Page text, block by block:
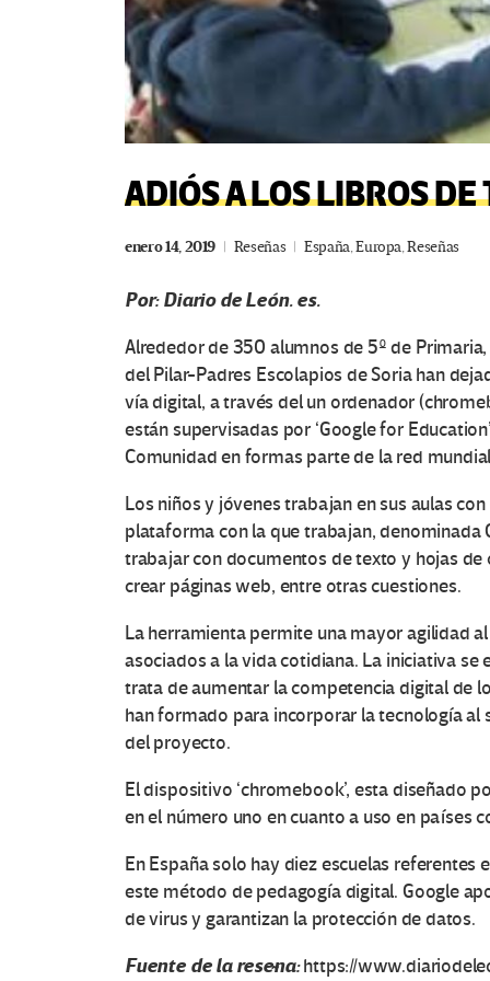
ADIÓS A LOS LIBROS
enero 14, 2019 Reseñas España,Europa,Reseñas
Por: Diario de León. es.
Alrededor de 350 alumnos de 5º de
del Pilar-Padres Escolapios de Soria han
vía digital, a través del un ordenador
están supervisadas por ‘Google for
Comunidad en formas parte de la red
Los niños y jóvenes trabajan en sus aulas
plataforma con la que trabajan, denominada
trabajar con documentos de texto y hojas
crear páginas web, entre otras cuestiones.
La herramienta permite una mayor agilidad
asociados a la vida cotidiana. La iniciativa se
trata de aumentar la competencia digital de
han formado para incorporar la tecnología al
del proyecto.
El dispositivo ‘chromebook’, esta diseñado
en el número uno en cuanto a uso en países
En España solo hay diez escuelas
este método de pedagogía digital. Google
de virus y garantizan la protección de datos.
Fuente de la reseña:https://